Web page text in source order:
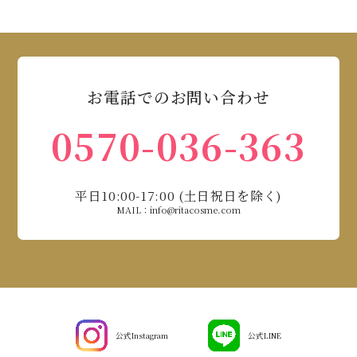
お電話でのお問い合わせ
0570-036-363
平日10:00-17:00 (土日祝日を除く)
MAIL：info@ritacosme.com
公式Instagram 公式LINE